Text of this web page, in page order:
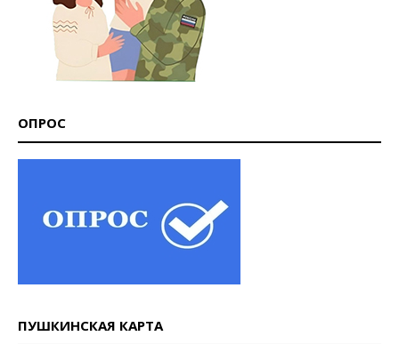
ОПРОС
ПУШКИНСКАЯ КАРТА